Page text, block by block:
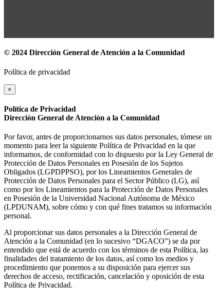
© 2024 Dirección General de Atención a la Comunidad
Política de privacidad
×
Política de Privacidad
Dirección General de Atención a la Comunidad
Por favor, antes de proporcionarnos sus datos personales, tómese un
momento para leer la siguiente Política de Privacidad en la que
informamos, de conformidad con lo dispuesto por la Ley General de
Protección de Datos Personales en Posesión de los Sujetos
Obligados (LGPDPPSO), por los Lineamientos Generales de
Protección de Datos Personales para el Sector Público (LG), así
como por los Lineamientos para la Protección de Datos Personales
en Posesión de la Universidad Nacional Autónoma de México
(LPDUNAM), sobre cómo y con qué fines tratamos su información
personal.
Al proporcionar sus datos personales a la Dirección General de
Atención a la Comunidad (en lo sucesivo “DGACO”) se da por
entendido que está de acuerdo con los términos de esta Política, las
finalidades del tratamiento de los datos, así como los medios y
procedimiento que ponemos a su disposición para ejercer sus
derechos de acceso, rectificación, cancelación y oposición de esta
Política de Privacidad.